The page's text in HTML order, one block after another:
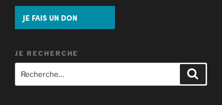
JE FAIS UN DON
JE RECHERCHE